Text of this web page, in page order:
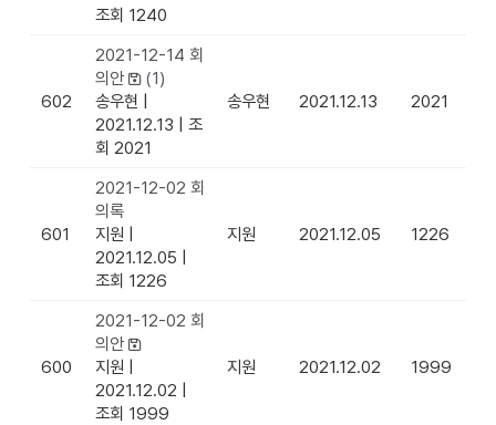
조회 1240
602
2021-12-14 회
의안
(1)
송우현 |
2021.12.13 | 조
회 2021
송우현 2021.12.13 2021
601
2021-12-02 회
의록
지원 |
2021.12.05 |
조회 1226
지원 2021.12.05 1226
600
2021-12-02 회
의안
지원 |
2021.12.02 |
조회 1999
지원 2021.12.02 1999